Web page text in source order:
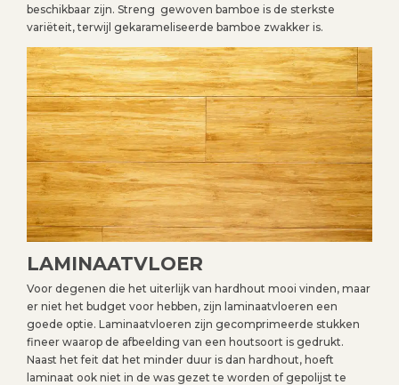
beschikbaar zijn. Streng gewoven bamboe is de sterkste
variëteit, terwijl gekarameliseerde bamboe zwakker is.
LAMINAATVLOER
Voor degenen die het uiterlijk van hardhout mooi vinden, maar
er niet het budget voor hebben, zijn laminaatvloeren een
goede optie. Laminaatvloeren zijn gecomprimeerde stukken
fineer waarop de afbeelding van een houtsoort is gedrukt.
Naast het feit dat het minder duur is dan hardhout, hoeft
laminaat ook niet in de was gezet te worden of gepolijst te